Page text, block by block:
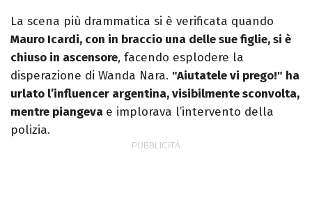
La scena più drammatica si è verificata quando
Mauro Icardi, con in braccio una delle sue figlie, si è
chiuso in ascensore, facendo esplodere la
disperazione di Wanda Nara. "Aiutatele vi prego!" ha
urlato l’influencer argentina, visibilmente sconvolta,
mentre piangeva e implorava l’intervento della
polizia.